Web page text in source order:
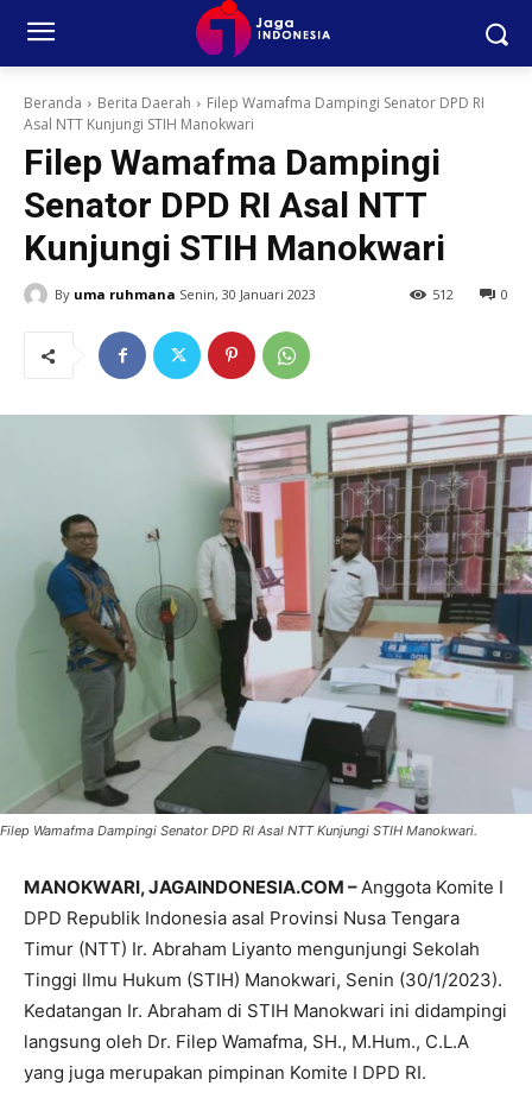
Beranda Berita Daerah
Filep Wamafma Dampingi Senator DPD RI
Asal NTT Kunjungi STIH Manokwari
Filep Wamafma Dampingi
Senator DPD RI Asal NTT
Kunjungi STIH Manokwari
By uma ruhmana Senin, 30 Januari 2023 0
512
Filep Wamafma Dampingi Senator DPD RI Asal NTT Kunjungi STIH Manokwari.
MANOKWARI, JAGAINDONESIA.COM –Anggota Komite I
DPD Republik Indonesia asal Provinsi Nusa Tengara
Timur (NTT) Ir. Abraham Liyanto mengunjungi Sekolah
Tinggi Ilmu Hukum (STIH) Manokwari, Senin (30/1/2023).
Kedatangan Ir. Abraham di STIH Manokwari ini didampingi
langsung oleh Dr. Filep Wamafma, SH., M.Hum., C.L.A
yang juga merupakan pimpinan Komite I DPD RI.